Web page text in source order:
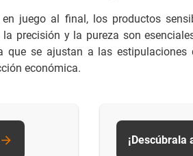
juego al final, los productos
la precisión y la pureza son
que se ajustan a las
económica.
¡Descúbrala